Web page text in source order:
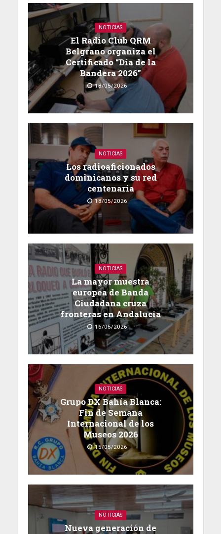
NOTICIAS
El Radio Club QRM
Belgrano organiza el
Certificado “Día de la
Bandera 2026”
18/05/2026
NOTICIAS
Los radioaficionados
dominicanos y su red
centenaria
18/05/2026
NOTICIAS
La mayor muestra
europea de Banda
Ciudadana cruza
fronteras en Andalucía
16/05/2026
NOTICIAS
Grupo DX Bahía Blanca:
Fin de Semana
Internacional de los
Museos 2026
15/05/2026
NOTICIAS
Nueva generación de